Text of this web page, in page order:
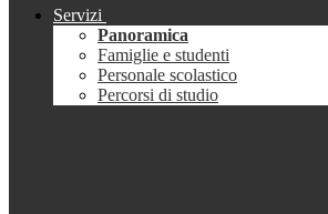
Servizi
Panoramica
Famiglie e studenti
Personale scolastico
Percorsi di studio